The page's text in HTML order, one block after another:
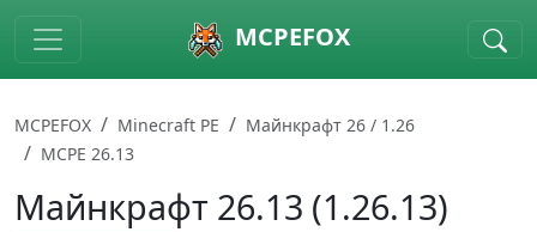
Skip to main content MCPEFOX
MCPEFOX Minecraft PE
Майнкрафт 26 / 1.26
MCPE 26.13
Майнкрафт 26.13 (1.26.13)